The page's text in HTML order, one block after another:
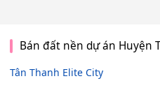
Bán đất nền dự án Huyện
Tân Thanh Elite City